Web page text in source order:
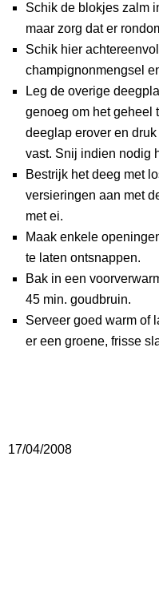
Schik de blokjes zalm
maar zorg dat er
Schik hier
champignonmengsel
Leg de overige
genoeg om het geheel
deeglap erover en
vast. Snij indien nodig
Bestrijk het deeg met
versieringen aan met
met ei.
Maak enkele
te laten ontsnappen.
Bak in een
45 min. goudbruin.
Serveer goed warm of
er een groene, frisse
17/04/2008